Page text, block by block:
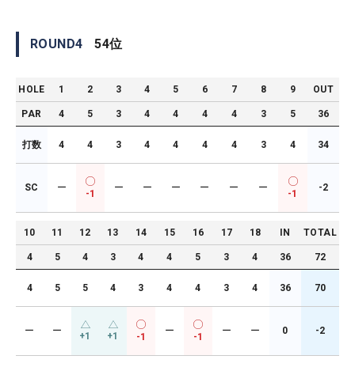
ROUND4 54位
HOLE 1 2 3 4 5 6 7 8 9 OUT
PAR 4 5 3 4 4 4 4 3 5 36
打数 4 4 3 4 4 4 4 3 4 34
SC ー
-1
ー ー ー ー ー ー
-1
-2
10 11 12 13 14 15 16 17 18 IN TOTAL
4 5 4 3 4 4 5 3 4 36 72
4 5 5 4 3 4 4 3 4 36 70
ー ー +1 +1 -1
ー
-1
ー ー 0 -2